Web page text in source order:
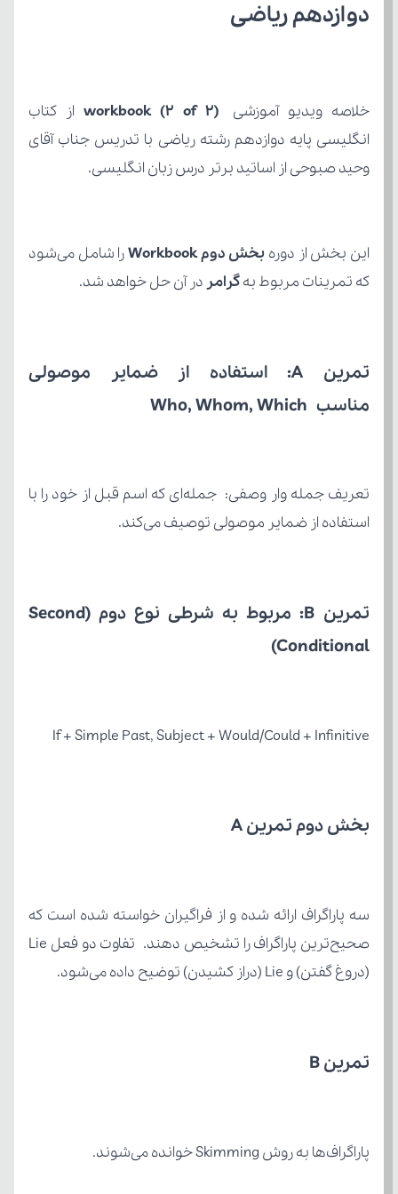
دوازدهم ریاضی
خلاصه ویدیو آموزشی (workbook (2 of 2
وحید صبوحی از اساتید برتر درس زبان انگلیسی.
این بخش از دوره بخش دوم Workbook
که تمرینات مربوط به گرامر در آن حل خواهد شد.
مناسب Who, Whom, Which
استفاده از ضمایر موصولی توصیف می‌کند.
Conditional)
If + Simple Past, Subject + Would/Could + Infinitive
بخش دوم تمرین A
(دروغ گفتن) و Lie (دراز کشیدن) توضیح داده می‌شود.
تمرین B
پاراگراف‌ها به روش Skimming خوانده می‌شوند.